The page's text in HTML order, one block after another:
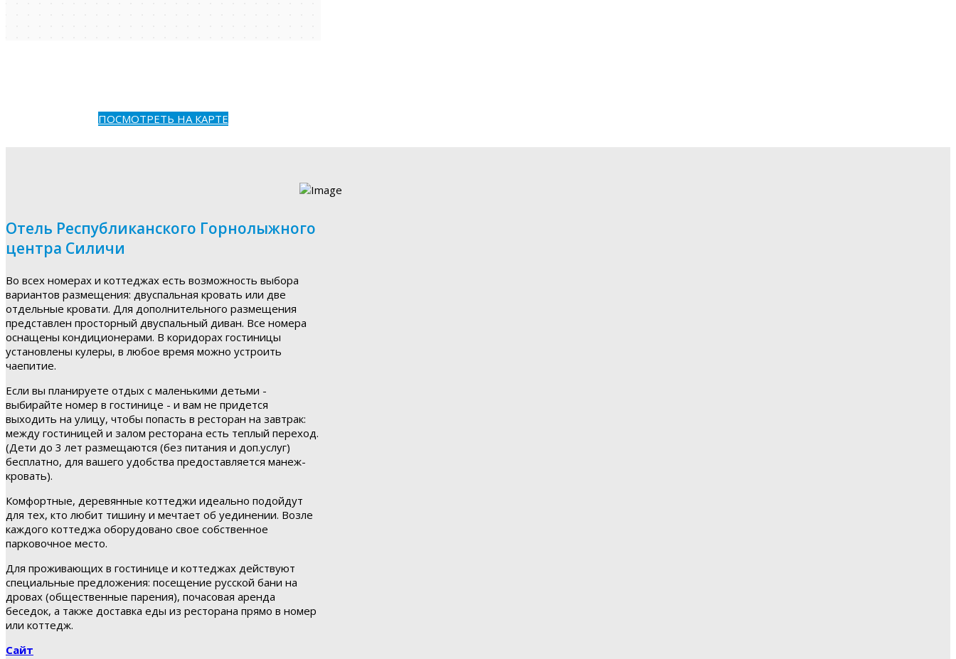
ПОСМОТРЕТЬ НА КАРТЕ
Отель Республиканского Горнолыжного
центра Силичи
Во всех номерах и коттеджах есть возможность выбора
вариантов размещения: двуспальная кровать или две
отдельные кровати. Для дополнительного размещения
представлен просторный двуспальный диван. Все номера
оснащены кондиционерами. В коридорах гостиницы
установлены кулеры, в любое время можно устроить
чаепитие.
Если вы планируете отдых с маленькими детьми -
выбирайте номер в гостинице - и вам не придется
выходить на улицу, чтобы попасть в ресторан на завтрак:
между гостиницей и залом ресторана есть теплый переход.
(Дети до 3 лет размещаются (без питания и доп.услуг)
бесплатно, для вашего удобства предоставляется манеж-
кровать).
Комфортные, деревянные коттеджи идеально подойдут
для тех, кто любит тишину и мечтает об уединении. Возле
каждого коттеджа оборудовано свое собственное
парковочное место.
Для проживающих в гостинице и коттеджах действуют
специальные предложения: посещение русской бани на
дровах (общественные парения), почасовая аренда
беседок, а также доставка еды из ресторана прямо в номер
или коттедж.
Сайт